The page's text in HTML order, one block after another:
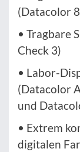
(Datacolor
• Tragbare
Check 3)
• Labor-
(Datacolor
und
• Extrem
digitalen